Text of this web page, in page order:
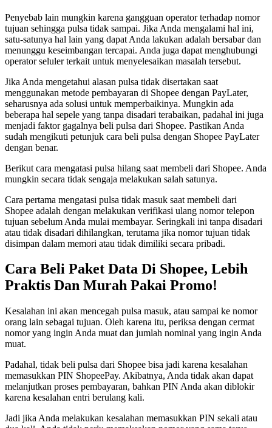
Penyebab lain mungkin karena gangguan operator terhadap nomor
tujuan sehingga pulsa tidak sampai. Jika Anda mengalami hal ini,
satu-satunya hal lain yang dapat Anda lakukan adalah bersabar dan
menunggu keseimbangan tercapai. Anda juga dapat menghubungi
operator seluler terkait untuk menyelesaikan masalah tersebut.
Jika Anda mengetahui alasan pulsa tidak disertakan saat
menggunakan metode pembayaran di Shopee dengan PayLater,
seharusnya ada solusi untuk memperbaikinya. Mungkin ada
beberapa hal sepele yang tanpa disadari terabaikan, padahal ini juga
menjadi faktor gagalnya beli pulsa dari Shopee. Pastikan Anda
sudah mengikuti petunjuk cara beli pulsa dengan Shopee PayLater
dengan benar.
Berikut cara mengatasi pulsa hilang saat membeli dari Shopee. Anda
mungkin secara tidak sengaja melakukan salah satunya.
Cara pertama mengatasi pulsa tidak masuk saat membeli dari
Shopee adalah dengan melakukan verifikasi ulang nomor telepon
tujuan sebelum Anda mulai membayar. Seringkali ini tanpa disadari
atau tidak disadari dihilangkan, terutama jika nomor tujuan tidak
disimpan dalam memori atau tidak dimiliki secara pribadi.
Cara Beli Paket Data Di Shopee, Lebih
Praktis Dan Murah Pakai Promo!
Kesalahan ini akan mencegah pulsa masuk, atau sampai ke nomor
orang lain sebagai tujuan. Oleh karena itu, periksa dengan cermat
nomor yang ingin Anda muat dan jumlah nominal yang ingin Anda
muat.
Padahal, tidak beli pulsa dari Shopee bisa jadi karena kesalahan
memasukkan PIN ShopeePay. Akibatnya, Anda tidak akan dapat
melanjutkan proses pembayaran, bahkan PIN Anda akan diblokir
karena kesalahan entri berulang kali.
Jadi jika Anda melakukan kesalahan memasukkan PIN sekali atau